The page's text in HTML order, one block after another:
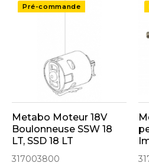
Pré-commande
Metabo Moteur 18V
Boulonneuse SSW 18
LT, SSD 18 LT
(317003800)
317003800